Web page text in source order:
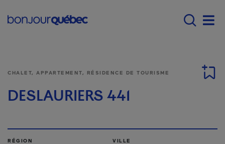
Main navigation -
CHALET, APPARTEMENT, RÉSIDENCE DE TOURISME
DESLAURIERS 441
RÉGION VILLE